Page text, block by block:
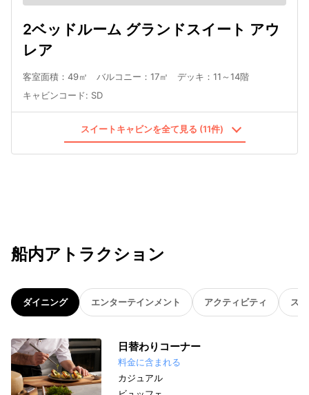
2ベッドルーム グランドスイート アウ
レア
客室面積：49㎡ バルコニー：17㎡ デッキ：11～14階
キャビンコード: SD
スイートキャビンを全て見る (11件)
船内アトラクション
ダイニング エンターテインメント アクティビティ ス
日替わりコーナー
料金に含まれる
カジュアル